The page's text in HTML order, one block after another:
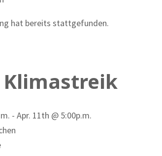
hat bereits stattgefunden.
Klimastreik
- Apr. 11th @ 5:00p.m.